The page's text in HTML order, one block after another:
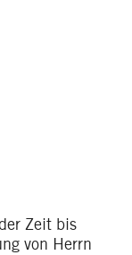
Zeit bis
von Herrn